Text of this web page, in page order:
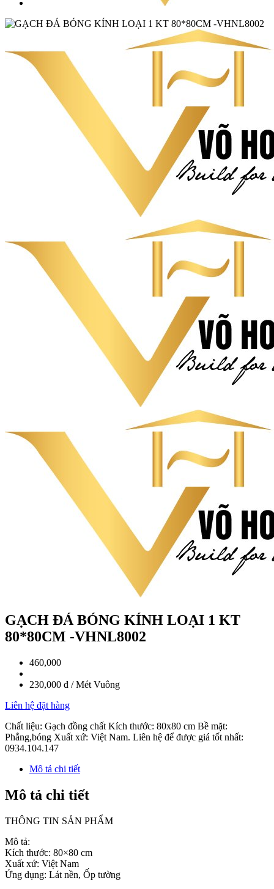
GẠCH ĐÁ BÓNG KÍNH LOẠI 1 KT
80*80CM -VHNL8002
460,000
230,000 đ / Mét Vuông
Liên hệ đặt hàng
Chất liệu: Gạch đồng chất Kích thước: 80x80 cm Bề mặt:
Phẳng,bóng Xuất xứ: Việt Nam. Liên hệ để được giá tốt nhất:
0934.104.147
Mô tả chi tiết
Mô tả chi tiết
THÔNG TIN SẢN PHẨM
Mô tả:
Kích thước: 80×80 cm
Xuất xứ: Việt Nam
Ứng dụng: Lát nền, Ốp tường